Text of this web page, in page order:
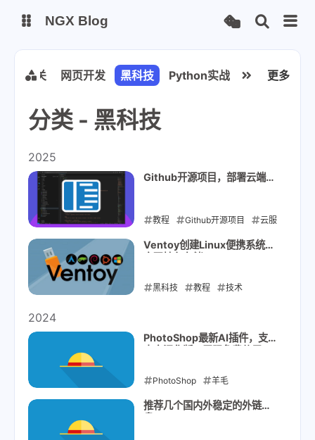
Status Qexo
备用链接 Code-Server
NGX Blog
网站相关 网页开发 黑科技 Python实战应用 Java程
更多
分类 - 黑科技
2025
Github开源项目，部署云端
教程 Github开源项目 云服
务器
Ventoy创建Linux便携系统，
黑科技 教程 技术
2024
PhotoShop最新AI插件，支持
PhotoShop 羊毛
2024-10-08
推荐几个国内外稳定的外链网